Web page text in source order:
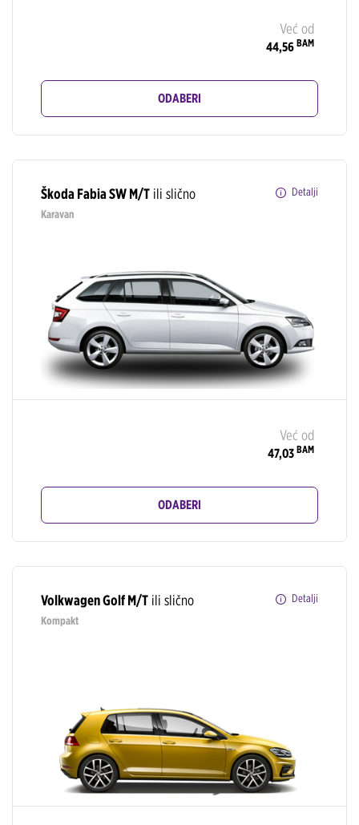
Već od
44,56 BAM
ODABERI
Škoda Fabia SW M/T ili slično
Detalji
Karavan
Već od
47,03 BAM
ODABERI
Volkwagen Golf M/T ili slično
Detalji
Kompakt